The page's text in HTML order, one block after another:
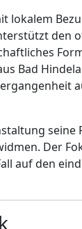
lokalem
den
Bad
seine
Der
auf den